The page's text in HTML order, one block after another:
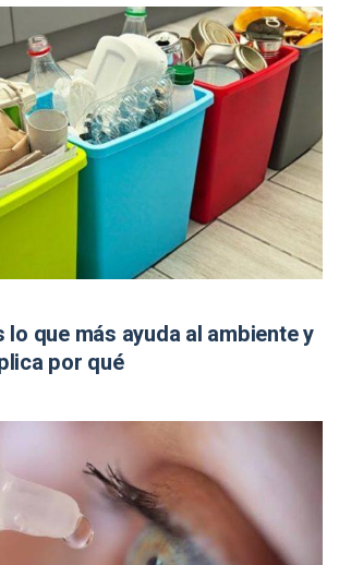
lo que más ayuda al ambiente y
por qué